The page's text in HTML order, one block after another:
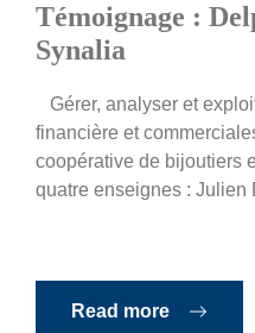
Témoignage :
Synalia
Gérer, analyser et
financière et
coopérative de bijoutiers
quatre enseignes : Julien
Read more